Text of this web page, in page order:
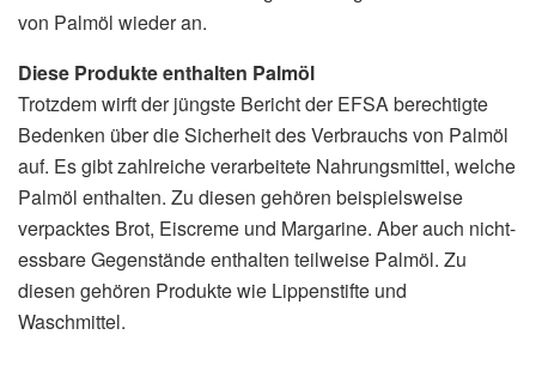
von Palmöl wieder an.
Diese Produkte enthalten Palmöl
Trotzdem wirft der jüngste Bericht der EFSA berechtigte
Bedenken über die Sicherheit des Verbrauchs von Palmöl
auf. Es gibt zahlreiche verarbeitete Nahrungsmittel, welche
Palmöl enthalten. Zu diesen gehören beispielsweise
verpacktes Brot, Eiscreme und Margarine. Aber auch nicht-
essbare Gegenstände enthalten teilweise Palmöl. Zu
diesen gehören Produkte wie Lippenstifte und
Waschmittel.